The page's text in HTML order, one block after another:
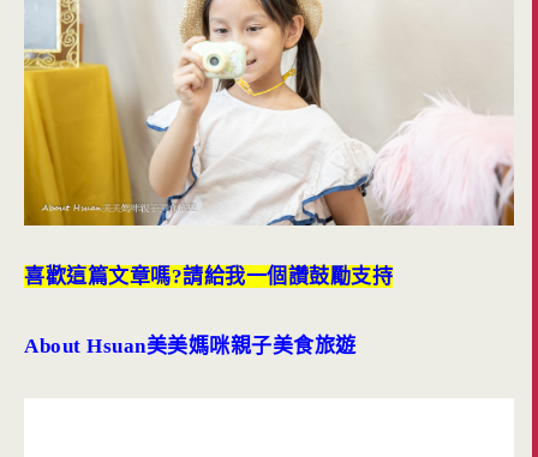
喜歡這篇文章嗎?請給我一個讚鼓勵支持
About Hsuan美美媽咪親子美食旅遊